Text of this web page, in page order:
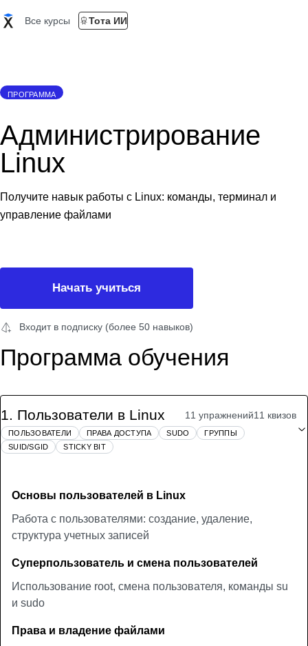
Все курсы Тота ИИ
ПРОГРАММА
Администрирование
Linux
Получите навык работы с Linux: команды, терминал и
управление файлами
Начать учиться
Входит в подписку (более 50 навыков)
Программа обучения
1. Пользователи в Linux 11 упражнений11 квизов
ПОЛЬЗОВАТЕЛИ ПРАВА ДОСТУПА SUDO
ГРУППЫ
SUID/SGID
STICKY BIT
Основы пользователей в Linux
Работа с пользователями: создание, удаление,
структура учетных записей
Суперпользователь и смена пользователей
Использование root, смена пользователя, команды su
и sudo
Права и владение файлами